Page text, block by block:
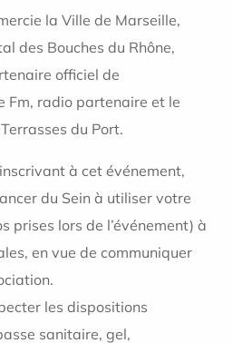
la Ville de Marseille,
des Bouches du Rhône,
officiel de
Fm, radio partenaire et le
du Port.
à cet événement,
du Sein à utiliser votre
prises lors de l’événement) à
en vue de communiquer
les dispositions
sanitaire, gel,